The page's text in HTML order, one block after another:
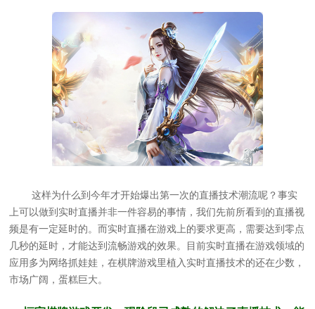
这样为什么到今年才开始爆出第一次的直播技术潮流呢？事实
上可以做到实时直播并非一件容易的事情，我们先前所看到的直播视
频是有一定延时的。而实时直播在游戏上的要求更高，需要达到零点
几秒的延时，才能达到流畅游戏的效果。目前实时直播在游戏领域的
应用多为网络抓娃娃，在棋牌游戏里植入实时直播技术的还在少数，
市场广阔，蛋糕巨大。